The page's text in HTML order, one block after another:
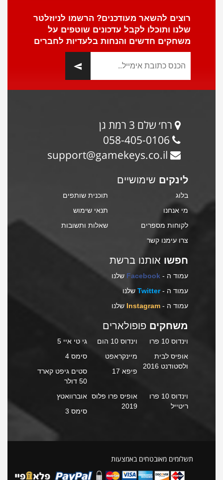
רוצים להשאר מעודכנים? הרשמו לניוזלטר
שלנו ותוכלו לקבל עדכונים שוטפים על
משחקים חדשים והנחות בלעדיות לחברים
רח׳ שלם 3 רמת גן
לינקים שימושיים
בלוג
מי אנחנו
לקוחות מספרים
צרו עימנו קשר
תוכנית שותפים
תנאי שימוש
שאלות ותשובות
חפשו אותנו ברשת
עמוד ה - Facebook שלנו
עמוד ה -Twitter שלנו
עמוד ה - Instagram שלנו
משחקים פופולארים
וינדוס 10 פרו וינדוס 10 הום
גי טי איי 5
אופיס לבית
ולסטודנט 2016
מיינקראפט
סימס 4
פיפא 17
סטים גיפט קארד
50 דולר
וינדוס 10 פרו
ריטייל
אופיס פרו פלוס
2019
אוברוואטץ
סימס 3
תשלומים מאובטחים באמצעות